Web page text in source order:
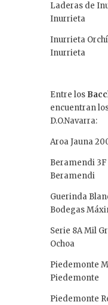
Laderas de
Inurrieta
Inurrieta
Inurrieta
Entre los
encuentran
D.O.Navarra:
Aroa Jauna
Beramendi 3F
Beramendi
Guerinda
Bodegas
Serie 8A Mil
Ochoa
Piedemonte
Piedemonte
Piedemonte